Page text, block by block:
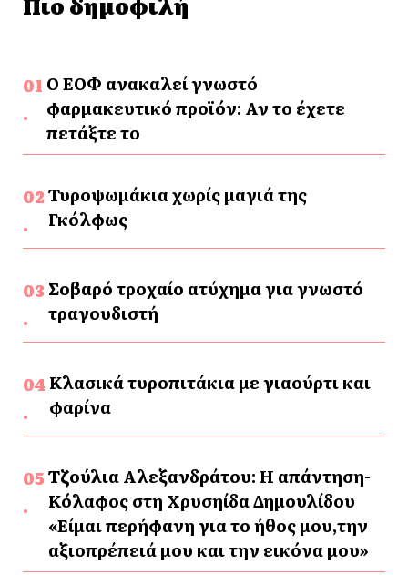
Ο ΕΟΦ ανακαλεί γνωστό
φαρμακευτικό προϊόν: Αν το έχετε
πετάξτε το
Τυροψωμάκια χωρίς μαγιά της
Γκόλφως
Σοβαρό τροχαίο ατύχημα για γνωστό
τραγουδιστή
Κλασικά τυροπιτάκια με γιαούρτι και
φαρίνα
Τζούλια Αλεξανδράτου: Η απάντηση-
Κόλαφος στη Χρυσηίδα Δημουλίδου
«Είμαι περήφανη για το ήθος μου,την
αξιοπρέπειά μου και την εικόνα μου»